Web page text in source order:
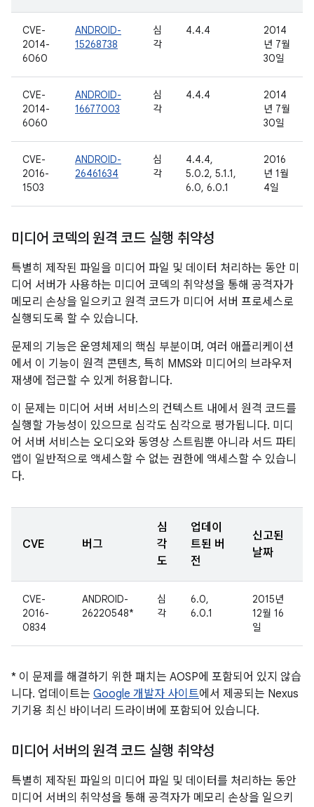
CVE-
2014-
6060
ANDROID-
15268738
심
각
4.4.4
2014
년 7월
30일
CVE-
2014-
6060
ANDROID-
16677003
심
각
4.4.4
2014
년 7월
30일
CVE-
2016-
1503
ANDROID-
26461634
심
각
4.4.4,
5.0.2, 5.1.1,
6.0, 6.0.1
2016
년 1월
4일
미디어 코덱의 원격 코드 실행 취약성
특별히 제작된 파일을 미디어 파일 및 데이터 처리하는 동안 미
디어 서버가 사용하는 미디어 코덱의 취약성을 통해 공격자가
메모리 손상을 일으키고 원격 코드가 미디어 서버 프로세스로
실행되도록 할 수 있습니다.
문제의 기능은 운영체제의 핵심 부분이며, 여러 애플리케이션
에서 이 기능이 원격 콘텐츠, 특히 MMS와 미디어의 브라우저
재생에 접근할 수 있게 허용합니다.
이 문제는 미디어 서버 서비스의 컨텍스트 내에서 원격 코드를
실행할 가능성이 있으므로 심각도 심각으로 평가됩니다. 미디
어 서버 서비스는 오디오와 동영상 스트림뿐 아니라 서드 파티
앱이 일반적으로 액세스할 수 없는 권한에 액세스할 수 있습니
다.
CVE 버그
심
각
도
업데이
트된 버
전
신고된
날짜
CVE-
2016-
0834
ANDROID-
26220548*
심
각
6.0,
6.0.1
2015년
12월 16
일
* 이 문제를 해결하기 위한 패치는 AOSP에 포함되어 있지 않습
니다. 업데이트는 Google 개발자 사이트에서 제공되는 Nexus
기기용 최신 바이너리 드라이버에 포함되어 있습니다.
미디어 서버의 원격 코드 실행 취약성
특별히 제작된 파일의 미디어 파일 및 데이터를 처리하는 동안
미디어 서버의 취약성을 통해 공격자가 메모리 손상을 일으키